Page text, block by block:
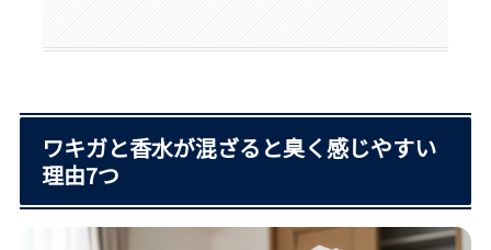
ワキガと香水が混ざると臭く感じやすい
理由7つ